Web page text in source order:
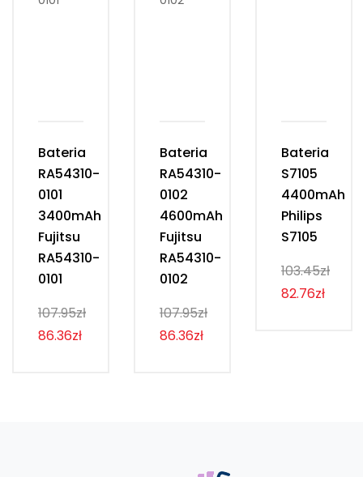
Bateria
RA54310-
0101
3400mAh
Fujitsu
RA54310-
0101
107.95zł
86.36zł
Bateria
RA54310-
0102
4600mAh
Fujitsu
RA54310-
0102
107.95zł
86.36zł
Bateria
S7105
4400mAh
Philips
S7105
103.45zł
82.76zł